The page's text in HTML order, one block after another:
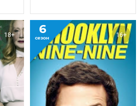
18+ 6
сезон 16+